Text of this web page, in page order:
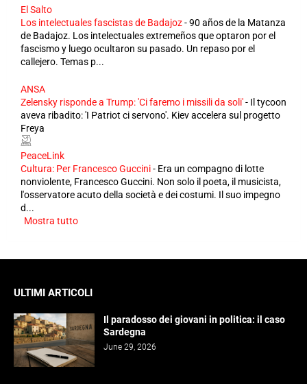
El Salto
Los intelectuales fascistas de Badajoz-90 años de la Matanza
de Badajoz. Los intelectuales extremeños que optaron por el
fascismo y luego ocultaron su pasado. Un repaso por el
callejero. Temas p...
ANSA
Zelensky risponde a Trump: 'Ci faremo i missili da soli'- Il tycoon
aveva ribadito: 'I Patriot ci servono'. Kiev accelera sul progetto
Freya
PeaceLink
Cultura: Per Francesco Guccini- Era un compagno di lotte
nonviolente, Francesco Guccini. Non solo il poeta, il musicista,
l'osservatore acuto della società e dei costumi. Il suo impegno
d...
Mostra tutto
ULTIMI ARTICOLI
Il paradosso dei giovani in politica: il caso
Sardegna
June 29, 2026